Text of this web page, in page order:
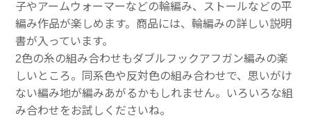
子やアームウォーマーなどの輪編み、ストールなどの平
編み作品が楽しめます。商品には、輪編みの詳しい説明
書が入っています。
2色の糸の組み合わせもダブルフックアフガン編みの楽
しいところ。同系色や反対色の組み合わせで、思いがけ
ない編み地が編みあがるかもしれません。いろいろな組
み合わせをお試しくださいね。